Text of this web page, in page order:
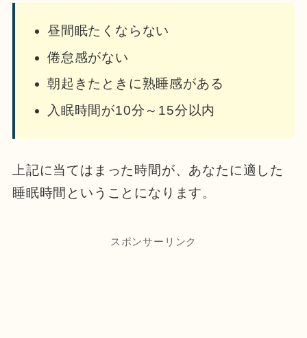
昼間眠たくならない
倦怠感がない
朝起きたときに熟睡感がある
入眠時間が10分～15分以内
上記に当てはまった時間が、あなたに適した
睡眠時間ということになります。
スポンサーリンク